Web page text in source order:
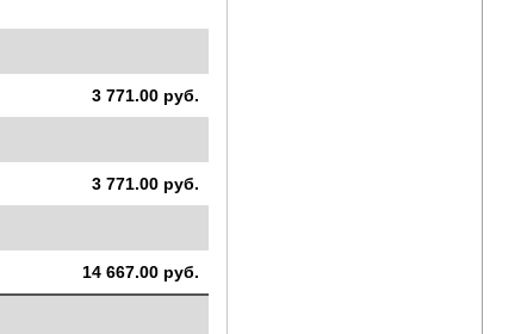
3 771.00 руб.
3 771.00 руб.
14 667.00 руб.